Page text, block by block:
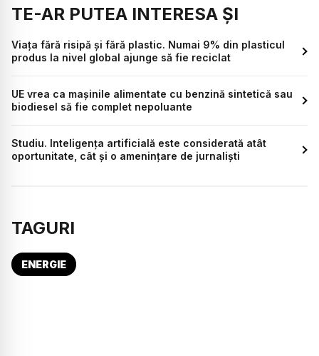
TE-AR PUTEA INTERESA ȘI
Viața fără risipă și fără plastic. Numai 9% din plasticul
produs la nivel global ajunge să fie reciclat
UE vrea ca mașinile alimentate cu benzină sintetică sau
biodiesel să fie complet nepoluante
Studiu. Inteligența artificială este considerată atât
oportunitate, cât şi o ameninţare de jurnaliști
TAGURI
ENERGIE